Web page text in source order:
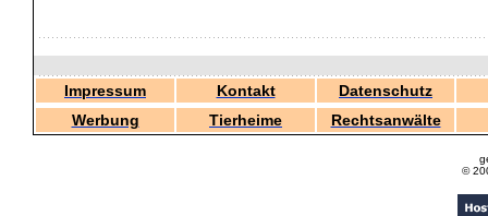
Impressum Kontakt
Datenschutz
Werbung
Tierheime Rechtsanwälte
©